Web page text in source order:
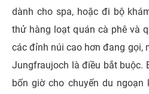
dành cho spa, hoặc đi bộ
thử hàng loạt quán cà phê và
các đỉnh núi cao hơn đang gọi,
Jungfraujoch là điều bắt buộc.
bốn giờ cho chuyến du